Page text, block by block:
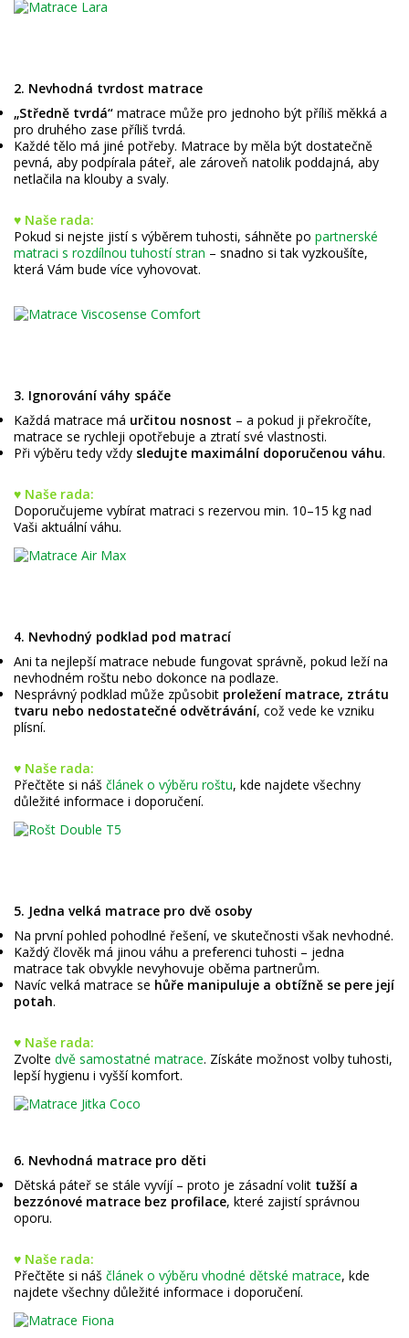
2. Nevhodná tvrdost matrace
„Středně tvrdá“ matrace může pro jednoho být příliš měkká a
pro druhého zase příliš tvrdá.
Každé tělo má jiné potřeby. Matrace by měla být dostatečně
pevná, aby podpírala páteř, ale zároveň natolik poddajná, aby
netlačila na klouby a svaly.
♥ Naše rada:
Pokud si nejste jistí s výběrem tuhosti, sáhněte po partnerské
matraci s rozdílnou tuhostí stran – snadno si tak vyzkoušíte,
která Vám bude více vyhovovat.
3. Ignorování váhy spáče
Každá matrace má určitou nosnost – a pokud ji překročíte,
matrace se rychleji opotřebuje a ztratí své vlastnosti.
Při výběru tedy vždy sledujte maximální doporučenou váhu.
♥ Naše rada:
Doporučujeme vybírat matraci s rezervou min. 10–15 kg nad
Vaši aktuální váhu.
4. Nevhodný podklad pod matrací
Ani ta nejlepší matrace nebude fungovat správně, pokud leží na
nevhodném roštu nebo dokonce na podlaze.
Nesprávný podklad může způsobit proležení matrace, ztrátu
tvaru nebo nedostatečné odvětrávání, což vede ke vzniku
plísní.
♥ Naše rada:
Přečtěte si náš článek o výběru roštu, kde najdete všechny
důležité informace i doporučení.
5. Jedna velká matrace pro dvě osoby
Na první pohled pohodlné řešení, ve skutečnosti však nevhodné.
Každý člověk má jinou váhu a preferenci tuhosti – jedna
matrace tak obvykle nevyhovuje oběma partnerům.
Navíc velká matrace se hůře manipuluje a obtížně se pere její
potah.
♥ Naše rada:
Zvolte dvě samostatné matrace. Získáte možnost volby tuhosti,
lepší hygienu i vyšší komfort.
6. Nevhodná matrace pro děti
Dětská páteř se stále vyvíjí – proto je zásadní volit tužší a
bezzónové matrace bez profilace, které zajistí správnou
oporu.
♥ Naše rada:
Přečtěte si náš článek o výběru vhodné dětské matrace, kde
najdete všechny důležité informace i doporučení.